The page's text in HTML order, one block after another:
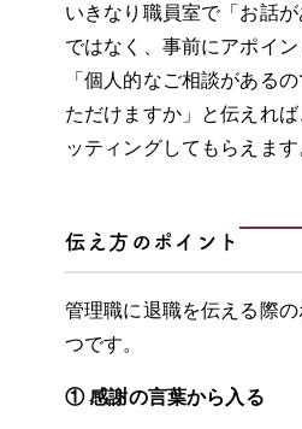
いきなり職員室で「お話
ではなく、事前にアポイン
「個人的なご相談がある
ただけますか」と伝えれ
ッティングしてもらえます
伝え方のポイント
管理職に退職を伝える際
つです。
① 感謝の言葉から入る